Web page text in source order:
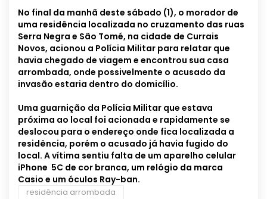
No final da manhã deste sábado (1), o morador de
uma residência localizada no cruzamento das ruas
Serra Negra e São Tomé, na cidade de Currais
Novos, acionou a Polícia Militar para relatar que
havia chegado de viagem e encontrou sua casa
arrombada, onde possivelmente o acusado da
invasão estaria dentro do domicílio.
Uma guarnição da Polícia Militar que estava
próxima ao local foi acionada e rapidamente se
deslocou para o endereço onde fica localizada a
residência, porém o acusado já havia fugido do
local. A vítima sentiu falta de um aparelho celular
iPhone 5C de cor branca, um relógio da marca
Casio e um óculos Ray-ban.
residência arrombada